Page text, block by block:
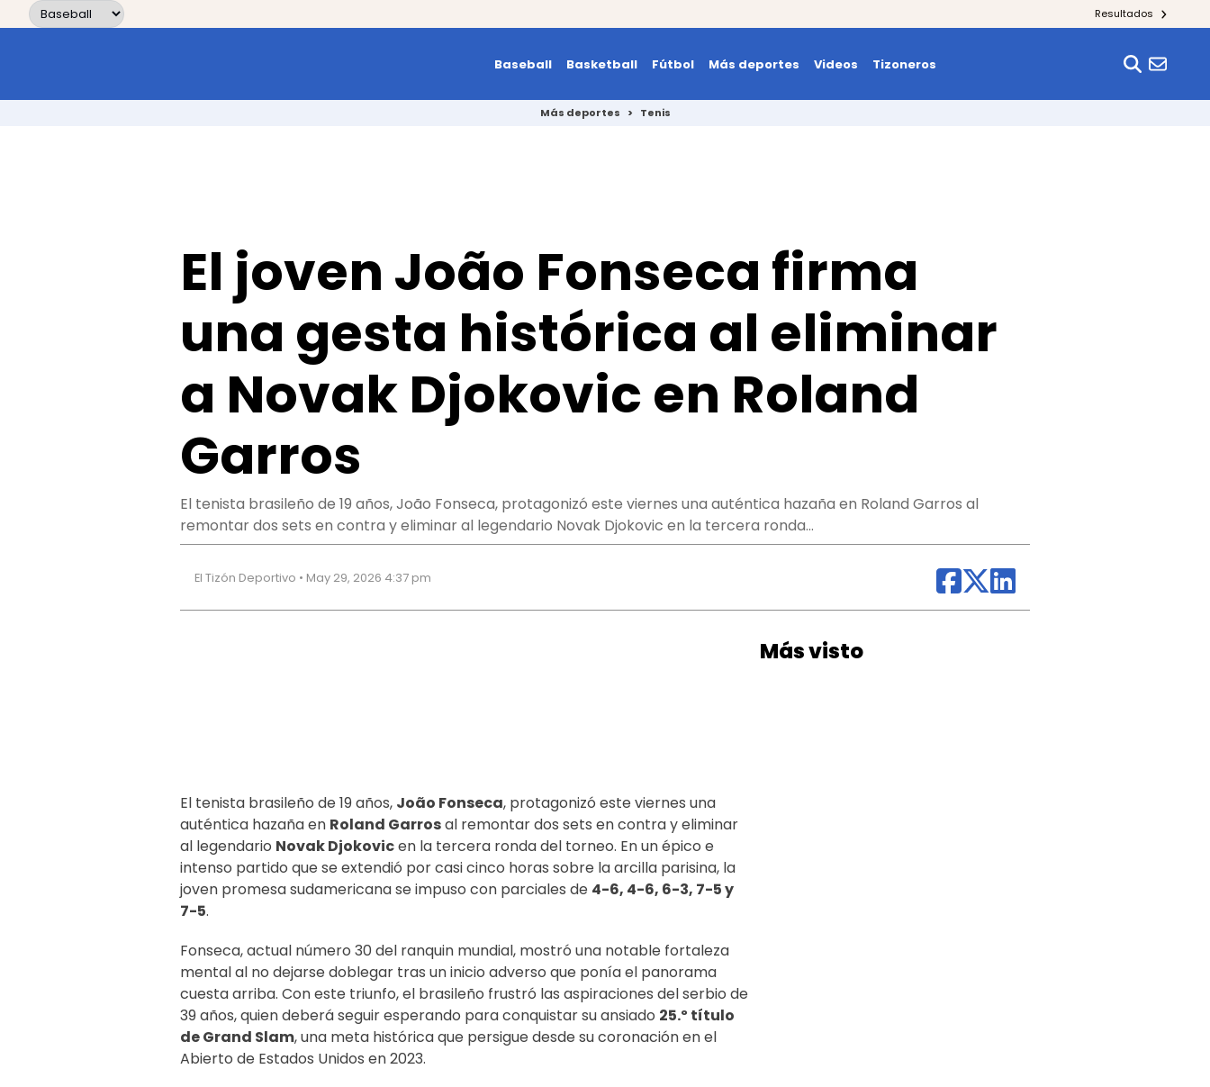
Skip to content Resultados
Baseball Basketball Fútbol Más deportes Videos Tizoneros
Más deportes > Tenis
El joven João Fonseca firma
una gesta histórica al eliminar
a Novak Djokovic en Roland
Garros
El tenista brasileño de 19 años, João Fonseca, protagonizó este viernes una auténtica hazaña en Roland Garros al
remontar dos sets en contra y eliminar al legendario Novak Djokovic en la tercera ronda…
El Tizón Deportivo • May 29, 2026 4:37 pm
El tenista brasileño de 19 años, João Fonseca, protagonizó este viernes una
auténtica hazaña en Roland Garrosal remontar dos sets en contra y eliminar
al legendario Novak Djokovicen la tercera ronda del torneo. En un épico e
intenso partido que se extendió por casi cinco horas sobre la arcilla parisina, la
joven promesa sudamericana se impuso con parciales de 4-6, 4-6, 6-3, 7-5 y
7-5.
Fonseca, actual número 30 del ranquin mundial, mostró una notable fortaleza
mental al no dejarse doblegar tras un inicio adverso que ponía el panorama
cuesta arriba. Con este triunfo, el brasileño frustró las aspiraciones del serbio de
39 años, quien deberá seguir esperando para conquistar su ansiado 25.º título
de Grand Slam, una meta histórica que persigue desde su coronación en el
Abierto de Estados Unidos en 2023.
Más visto